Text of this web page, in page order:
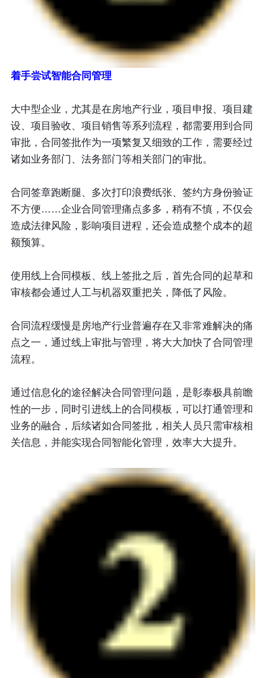
着手尝试智能合同管理
大中型企业，尤其是在房地产行业，项目申报、项目建
设、项目验收、项目销售等系列流程，都需要用到合同
审批，合同签批作为一项繁复又细致的工作，需要经过
诸如业务部门、法务部门等相关部门的审批。
合同签章跑断腿、多次打印浪费纸张、签约方身份验证
不方便……企业合同管理痛点多多，稍有不慎，不仅会
造成法律风险，影响项目进程，还会造成整个成本的超
额预算。
使用线上合同模板、线上签批之后，首先合同的起草和
审核都会通过人工与机器双重把关，降低了风险。
合同流程缓慢是房地产行业普遍存在又非常难解决的痛
点之一，通过线上审批与管理，将大大加快了合同管理
流程。
通过信息化的途径解决合同管理问题，是彰泰极具前瞻
性的一步，同时引进线上的合同模板，可以打通管理和
业务的融合，后续诸如合同签批，相关人员只需审核相
关信息，并能实现合同智能化管理，效率大大提升。